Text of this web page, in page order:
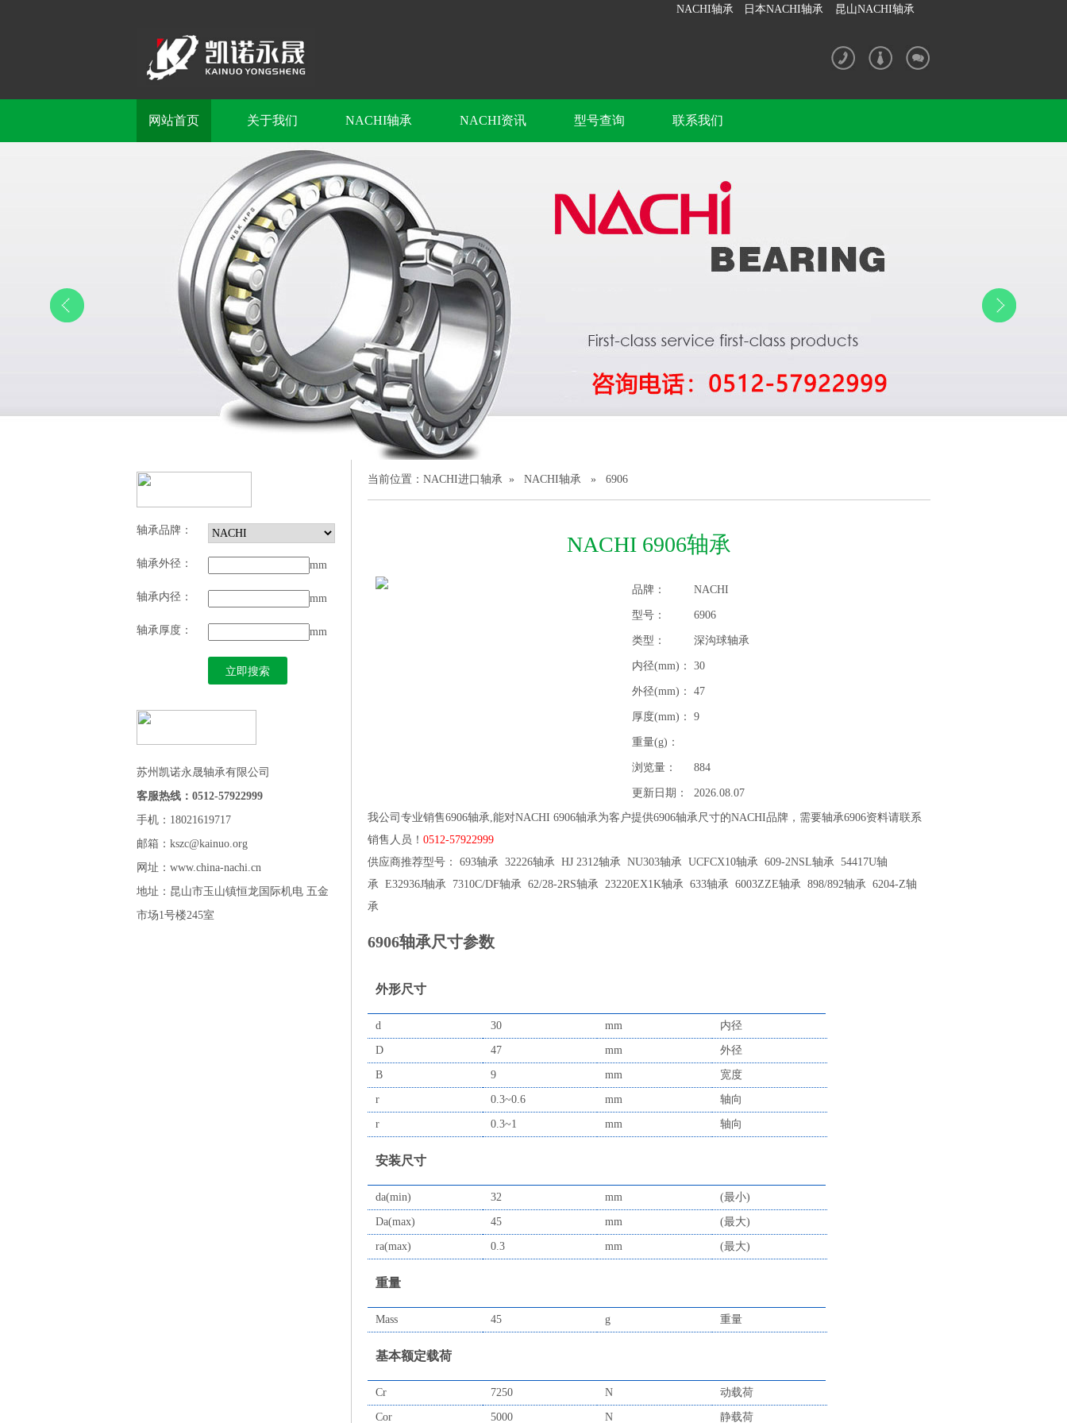
NACHI轴承 日本NACHI轴承 昆山NACHI轴承
网站首页 关于我们 NACHI轴承 NACHI资讯 型号查询 联系我们
轴承品牌：
轴承外径： mm
轴承内径： mm
轴承厚度： mm
苏州凯诺永晟轴承有限公司
客服热线：0512-57922999
手机：18021619717
邮箱：kszc@kainuo.org
网址：www.china-nachi.cn
地址：昆山市玉山镇恒龙国际机电 五金
市场1号楼245室
当前位置： NACHI进口轴承 » NACHI轴承 » 6906
NACHI 6906轴承
品牌： NACHI
型号： 6906
类型： 深沟球轴承
内径(mm)： 30
外径(mm)： 47
厚度(mm)： 9
重量(g)：
浏览量： 884
更新日期： 2026.08.07
我公司专业销售6906轴承,能对NACHI 6906轴承为客户提供6906轴承尺寸的NACHI品牌，需要轴承6906资料请联系
销售人员！ 0512-57922999
供应商推荐型号： 693轴承 32226轴承 HJ 2312轴承 NU303轴承 UCFCX10轴承 609-2NSL轴承 54417U轴
承 E32936J轴承 7310C/DF轴承 62/28-2RS轴承 23220EX1K轴承 633轴承 6003ZZE轴承 898/892轴承 6204-Z轴
承
6906轴承尺寸参数
外形尺寸
d 30 mm 内径
D 47 mm 外径
B 9 mm 宽度
r 0.3~0.6 mm 轴向
r 0.3~1 mm 轴向
安装尺寸
da(min) 32 mm (最小)
Da(max) 45 mm (最大)
ra(max) 0.3 mm (最大)
重量
Mass 45 g 重量
基本额定载荷
Cr 7250 N 动载荷
Cor 5000 N 静载荷